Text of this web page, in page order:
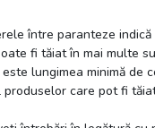
între paranteze
fi tăiat în mai multe
lungimea minimă de
produselor care pot fi